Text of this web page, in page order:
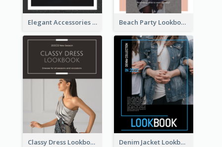
Elegant Accessories Lookbook Beach Party Lookbook
Classy Dress Lookbook Denim Jacket Lookbook